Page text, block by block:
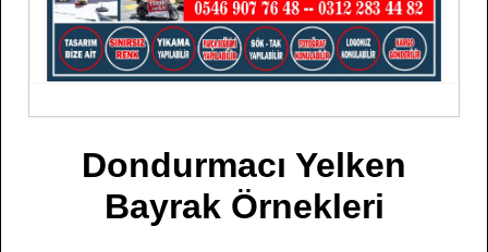
Dondurmacı Yelken
Bayrak Örnekleri